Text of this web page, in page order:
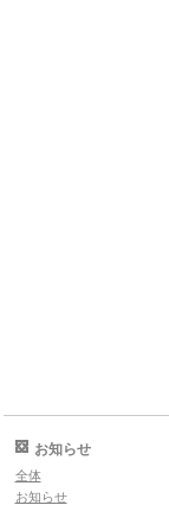
お知らせ
全体
お知らせ